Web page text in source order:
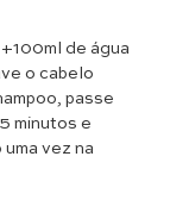
de água
o cabelo
passe
minutos e
vez na